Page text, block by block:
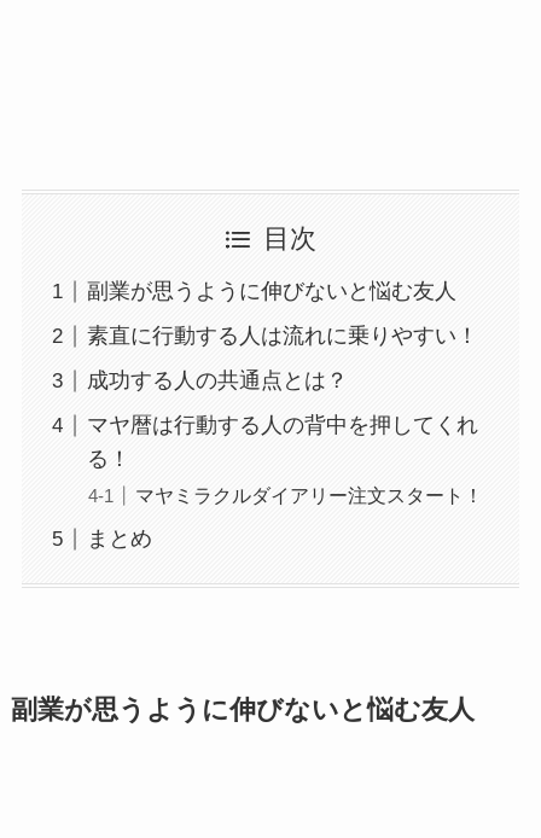
目次
副業が思うように伸びないと悩む友人
素直に行動する人は流れに乗りやすい！
成功する人の共通点とは？
マヤ暦は行動する人の背中を押してくれ
る！
マヤミラクルダイアリー注文スタート！
まとめ
副業が思うように伸びないと悩む友人